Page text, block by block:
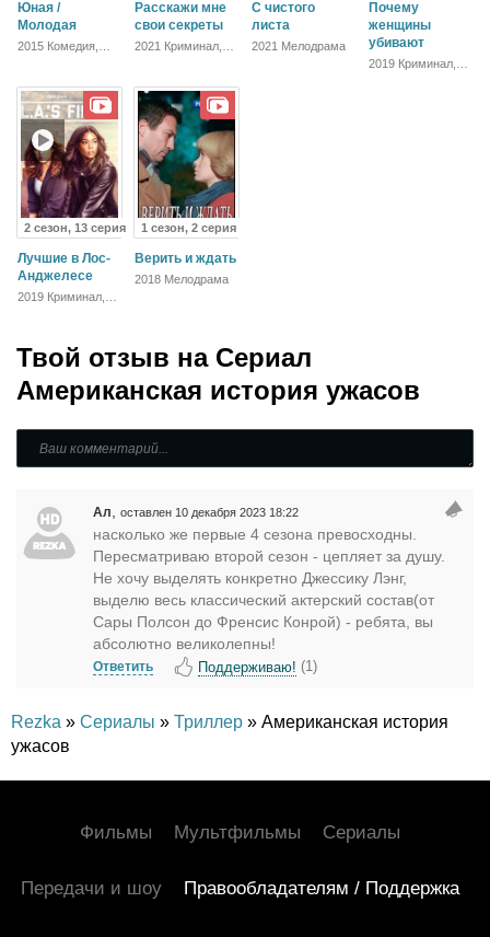
Юная /
Молодая
2015 Комедия,
Расскажи мне
свои секреты
2021 Криминал,
С чистого
листа
2021 Мелодрама
Почему
женщины
убивают
2019 Криминал,
2 сезон, 13 серия
Лучшие в Лос-
Анджелесе
2019 Криминал,
1 сезон, 2 серия
Верить и ждать
2018 Мелодрама
Твой отзыв на Сериал
Американская история ужасов
Ал оставлен 10 декабря 2023 18:22
насколько же первые 4 сезона превосходны.
Пересматриваю второй сезон - цепляет за душу.
Не хочу выделять конкретно Джессику Лэнг,
выделю весь классический актерский состав(от
Сары Полсон до Френсис Конрой) - ребята, вы
абсолютно великолепны!
Ответить Поддерживаю! (1)
Rezka » Сериалы » Триллер » Американская история
ужасов
Фильмы Мультфильмы Сериалы
Передачи и шоу Правообладателям / Поддержка